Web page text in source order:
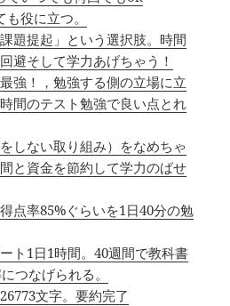
役に立つ。
題提起」という選択肢。時間
避そして学力あげちゃう！
強！，勉強する側の立場に立
間のテスト勉強で良い点とれ
しない取り組み）をなめちゃ
と資金を節約して学力のばせ
点率85%ぐらいを1日40分の勉
ト1日1時間。40週間で教科書
つなげられる。
文字。要約完了